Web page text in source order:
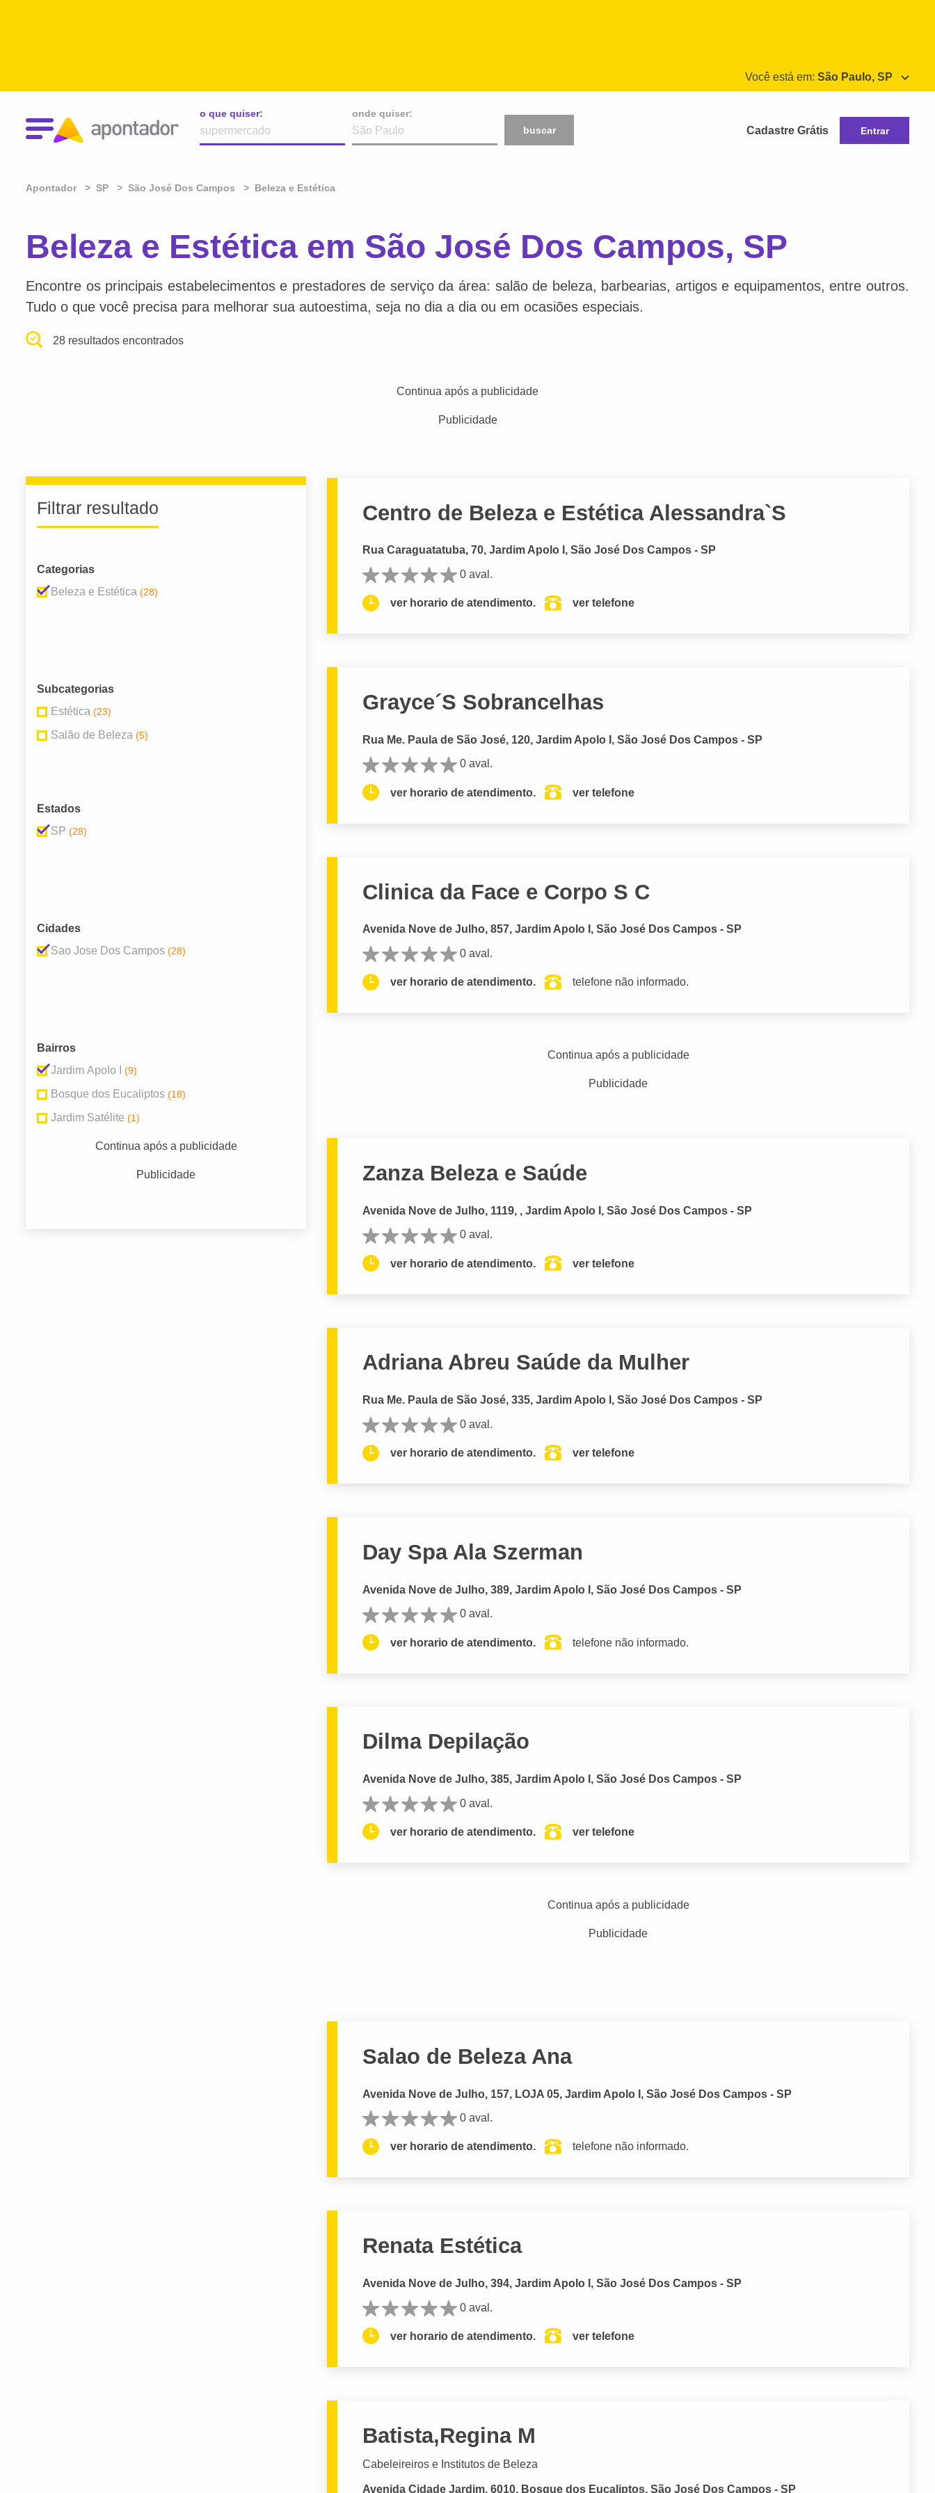
Você está em: São Paulo, SP
o que quiser:
onde quiser:
buscar
Cadastre Grátis Entrar
Apontador SP São José Dos Campos Beleza e Estética
Beleza e Estética em São José Dos Campos, SP
Encontre os principais estabelecimentos e prestadores de serviço da área: salão de beleza, barbearias, artigos e equipamentos, entre outros.
Tudo o que você precisa para melhorar sua autoestima, seja no dia a dia ou em ocasiões especiais.
28 resultados encontrados
Continua após a publicidade
Publicidade
Filtrar resultado
Categorias
Beleza e Estética (28)
Subcategorias
Estética (23)
Salão de Beleza (5)
Estados
SP (28)
Cidades
Sao Jose Dos Campos (28)
Bairros
Jardim Apolo I
(9)
Bosque dos Eucaliptos (18)
Jardim Satélite (1)
Continua após a publicidade
Publicidade
Centro de Beleza e Estética Alessandra`S
Rua Caraguatatuba, 70, Jardim Apolo I, São José Dos Campos - SP
0 aval.
ver horario de atendimento. ver telefone
Grayce´S Sobrancelhas
Rua Me. Paula de São José, 120, Jardim Apolo I, São José Dos Campos - SP
0 aval.
ver horario de atendimento. ver telefone
Clinica da Face e Corpo S C
Avenida Nove de Julho, 857, Jardim Apolo I, São José Dos Campos - SP
0 aval.
ver horario de atendimento. telefone não informado.
Continua após a publicidade
Publicidade
Zanza Beleza e Saúde
Avenida Nove de Julho, 1119, , Jardim Apolo I, São José Dos Campos - SP
0 aval.
ver horario de atendimento. ver telefone
Adriana Abreu Saúde da Mulher
Rua Me. Paula de São José, 335, Jardim Apolo I, São José Dos Campos - SP
0 aval.
ver horario de atendimento. ver telefone
Day Spa Ala Szerman
Avenida Nove de Julho, 389, Jardim Apolo I, São José Dos Campos - SP
0 aval.
ver horario de atendimento. telefone não informado.
Dilma Depilação
Avenida Nove de Julho, 385, Jardim Apolo I, São José Dos Campos - SP
0 aval.
ver horario de atendimento. ver telefone
Continua após a publicidade
Publicidade
Salao de Beleza Ana
Avenida Nove de Julho, 157, LOJA 05, Jardim Apolo I, São José Dos Campos - SP
0 aval.
ver horario de atendimento. telefone não informado.
Renata Estética
Avenida Nove de Julho, 394, Jardim Apolo I, São José Dos Campos - SP
0 aval.
ver horario de atendimento. ver telefone
Batista,Regina M
Cabeleireiros e Institutos de Beleza
Avenida Cidade Jardim, 6010, Bosque dos Eucaliptos, São José Dos Campos - SP